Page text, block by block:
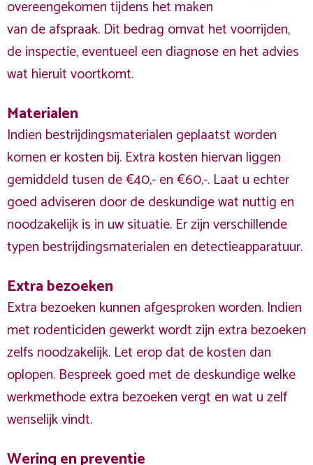
overeengekomen tijdens het maken
van de afspraak. Dit bedrag omvat het voorrijden,
de inspectie, eventueel een diagnose en het advies
wat hieruit voortkomt.
Materialen
Indien bestrijdingsmaterialen geplaatst worden
komen er kosten bij. Extra kosten hiervan liggen
gemiddeld tusen de €40,- en €60,-. Laat u echter
goed adviseren door de deskundige wat nuttig en
noodzakelijk is in uw situatie. Er zijn verschillende
typen bestrijdingsmaterialen en detectieapparatuur.
Extra bezoeken
Extra bezoeken kunnen afgesproken worden. Indien
met rodenticiden gewerkt wordt zijn extra bezoeken
zelfs noodzakelijk. Let erop dat de kosten dan
oplopen. Bespreek goed met de deskundige welke
werkmethode extra bezoeken vergt en wat u zelf
wenselijk vindt.
Wering en preventie